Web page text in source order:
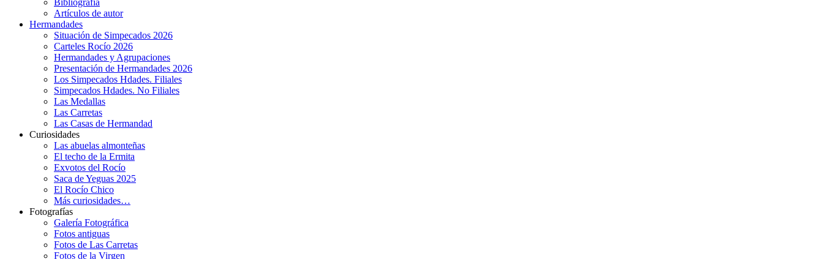
Bibliografía
Artículos de autor
Hermandades
Situación de Simpecados 2026
Carteles Rocío 2026
Hermandades y Agrupaciones
Presentación de Hermandades 2026
Los Simpecados Hdades. Filiales
Simpecados Hdades. No Filiales
Las Medallas
Las Carretas
Las Casas de Hermandad
Curiosidades
Las abuelas almonteñas
El techo de la Ermita
Exvotos del Rocío
Saca de Yeguas 2025
El Rocío Chico
Más curiosidades…
Fotografías
Galería Fotográfica
Fotos antiguas
Fotos de Las Carretas
Fotos de la Virgen